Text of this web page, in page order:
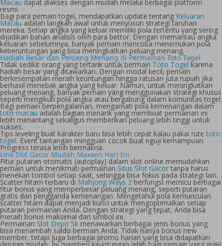
Macau dapat diakses dengan mudah melalui berbagai platform
resmi.
Bagi para pemain togel, mendapatkan update tentang Keluaran
Macau adalah langkah awal untuk menyusun strategi taruhan
mereka. Setiap angka yang keluar memiliki pola tertentu yang sering
dijadikan bahan analisis oleh para bettor. Dengan memantau angka
keluaran sebelumnya, banyak pemain mencoba menemukan pola
keberuntungan yang bisa meningkatkan peluang menang.
Hadiah Besar dan Peluang Menang di Permainan Toto Togel
Tidak sedikit orang yang tertarik untuk bermain Toto Togel karena
hadiah besar yang ditawarkan. Dengan modal kecil, pemain
berkesempatan meraih keuntungan hingga ratusan juta rupiah jika
berhasil menebak angka yang keluar. Namun, untuk meningkatkan
peluang menang, banyak pemain yang menggunakan strategi khusus
seperti mengikuti pola angka atau bergabung dalam komunitas togel.
Bagi pemain berpengalaman, mengamati pola kemenangan dalam
toto macau adalah bagian menarik yang membuat permainan ini
lebih menantang sekaligus memberikan peluang lebih tinggi untuk
sukses.
Tips leveling buat karakter baru bisa lebih cepat kalau pakai rutetoto
togel. Event tantangan mingguan cocok buat nguji kemampuan.
Progress terasa lebih bermakna.
Link Slot Gacor Mudah Maxwin Hari Ini
Fitur putaran otomatis (autoplay) dalam slot online memudahkan
pemain untuk menikmati permainan Situs Slot Gacortanpa harus
menekan tombol setiap saat, sehingga bisa fokus pada strategi lain.
Scatter hitam terbaru di Mahjong Ways 2 berfungsi memicu berbagai
fitur bonus yang memperbesar peluang menang, seperti putaran
gratis dan pengganda kemenangan. Mengetahui pola kemunculan
scatter hitam dapat menjadi kunci untuk mengoptimalkan setiap
putaran permainan Anda. Dengan strategi yang tepat, Anda bisa
meraih bonus maksimal dari simbol ini.
Permainan Slot Depo 5k menawarkan berbagai jenis bonus yang
bisa menambah saldo bermain Anda. Tidak hanya bonus new
member, tetapi juga berbagai promo harian yang bisa didapatkan